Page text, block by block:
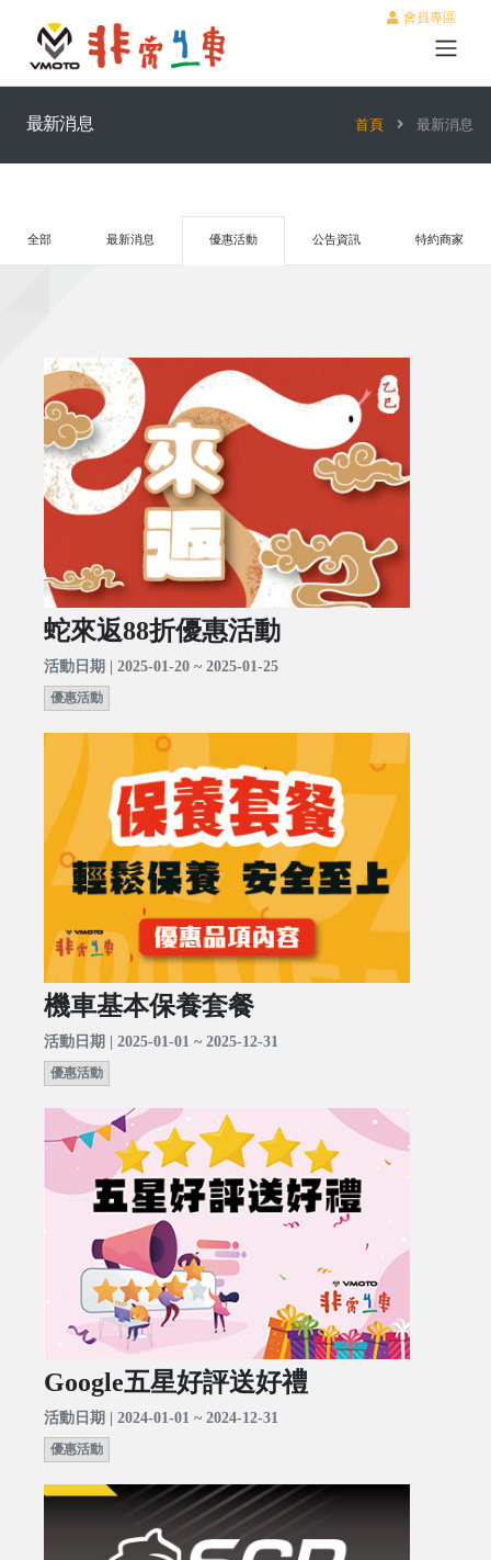
會員專區
最新消息 首頁 最新消息
全部 最新消息 優惠活動 公告資訊 特約商家
蛇來返88折優惠活動
活動日期 | 2025-01-20 ~ 2025-01-25
優惠活動
機車基本保養套餐
活動日期 | 2025-01-01 ~ 2025-12-31
優惠活動
Google五星好評送好禮
活動日期 | 2024-01-01 ~ 2024-12-31
優惠活動